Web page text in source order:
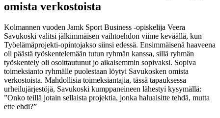
omista verkostoista
Kolmannen vuoden Jamk Sport Business -opiskelija Veera
Savukoski valitsi jälkimmäisen vaihtoehdon viime keväällä, kun
Työelämäprojekti-opintojakso siinsi edessä. Ensimmäisenä haaveena
oli päästä työskentelemään tutun ryhmän kanssa, sillä ryhmän
työskentely oli osoittautunut jo aikaisemmin sopivaksi. Sopiva
toimeksianto ryhmälle puolestaan löytyi Savukosken omista
verkostoista. Mahdollisia toimeksiantajia, tässä tapauksessa
urheilujärjestöjä, Savukoski kumppaneineen lähestyi kysymällä:
”Onko teillä jotain sellaista projektia, jonka haluaisitte tehdä, mutta
ette ehdi?”